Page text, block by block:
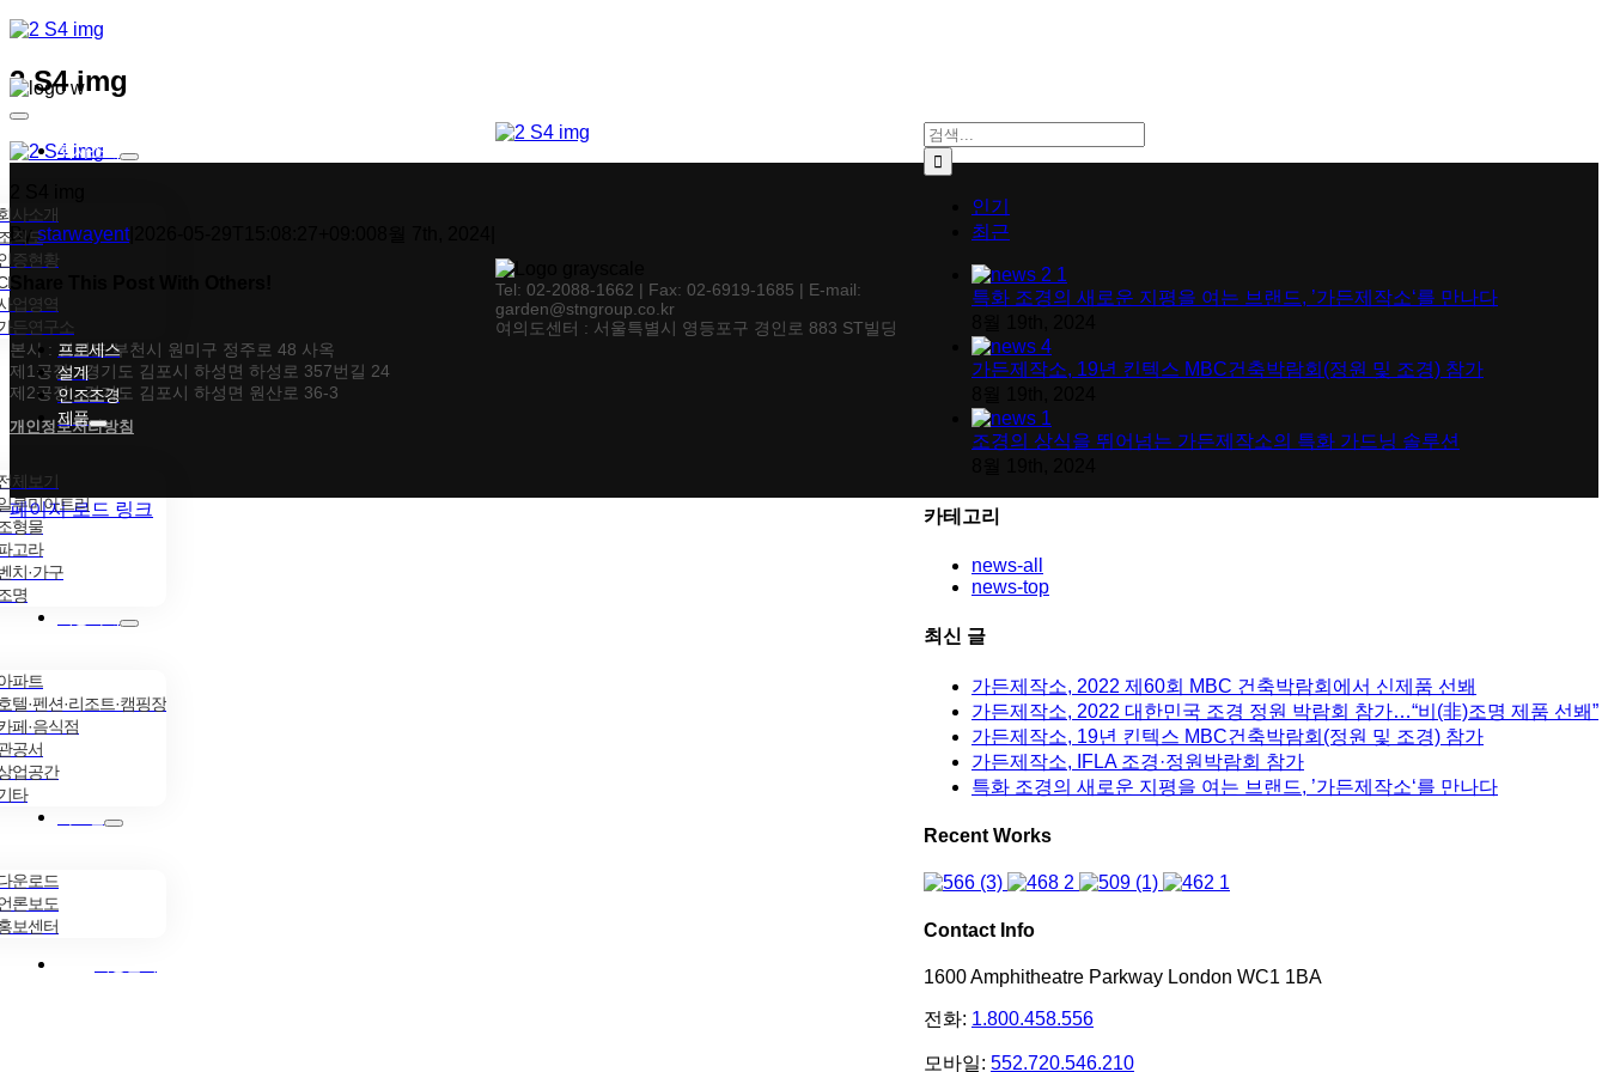
콘텐츠로
Toggle
Navigation회사소개
사소개
직도
증현황
업영역
든연구소
프로세스
설계
인조조경
제품
체보기
루미아트리
형물
고라
치·가구
명
파트
텔·펜션·리조트·캠핑장
페·음식점
공서
업공간
타
운로드
론보도
보센터
2 S4 img
Bystarwayent|
Facebook
X
Tumblr
Pinterest
이메일
검색:
인기
최근
특화 조경의 새로운 지평을 여는 브랜드, ’가든제작소‘를 만나다
가든제작소, 19년 킨텍스 MBC건축박람회(정원 및 조경) 참가
조경의 상식을 뛰어넘는 가든제작소의 특화 가드닝 솔루션
카테고리
news-all
news-top
최신 글
가든제작소, 2022 제60회 MBC 건축박람회에서 신제품 선봬
가든제작소, 2022 대한민국 조경 정원 박람회 참가…“비(非)조명 제품 선봬”
가든제작소, 19년 킨텍스 MBC건축박람회(정원 및 조경) 참가
가든제작소, IFLA 조경·정원박람회 참가
특화 조경의 새로운 지평을 여는 브랜드, ’가든제작소‘를 만나다
Recent Works
Contact Info
1600 Amphitheatre Parkway London WC1 1BA
전화: 1.800.458.556
모바일: 552.720.546.210
Tel: 02-2088-1662 | Fax: 02-6919-1685 | E-mail:
garden@stngroup.co.kr
여의도센터 : 서울특별시 영등포구 경인로 883 ST빌딩
본사 : 경기도 부천시 원미구 정주로 48 사옥
제1공장 : 경기도 김포시 하성면 하성로 357번길 24
제2공장 : 경기도 김포시 하성면 원산로 36-3
개인정보처리방침
페이지 로드 링크